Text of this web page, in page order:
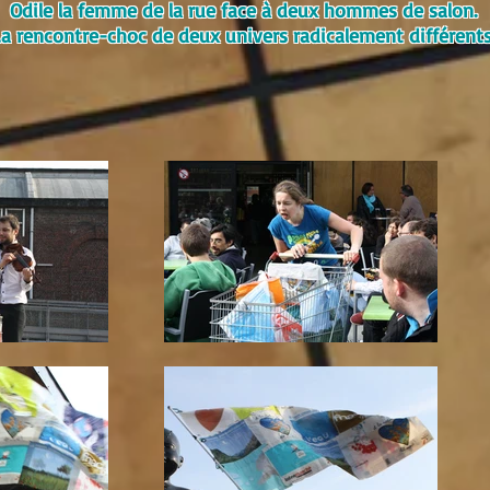
Odile la femme de la rue face à deux hommes de salon.
rencontre-choc de deux univers radicalement